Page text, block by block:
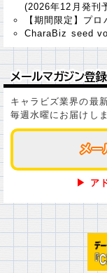
(2026年12月発刊
【期間限定】プ
CharaBiz seed
メールマガジン登録
メールマガジン登録
キャラビズ業界の最
毎週水曜にお届けし
メー
メー
▶ ア